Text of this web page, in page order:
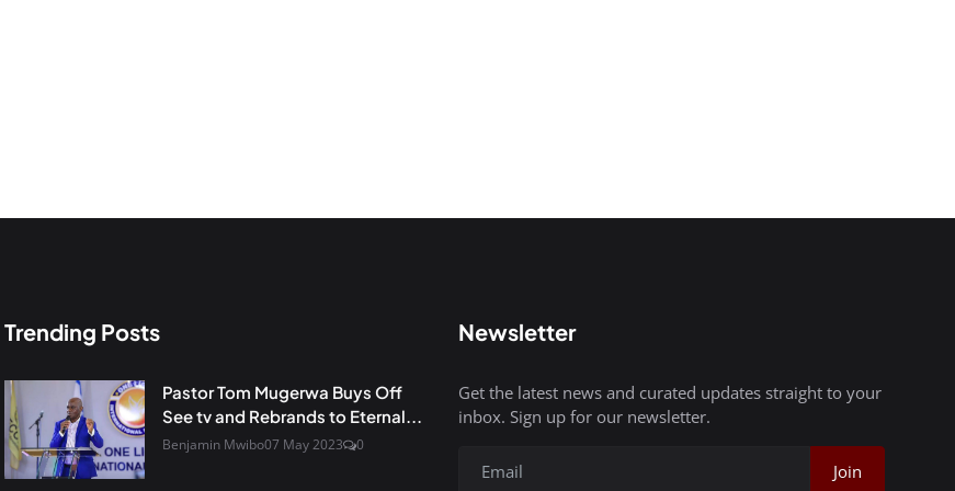
Trending Posts
Pastor Tom Mugerwa Buys Off
See tv and Rebrands to Eternal...
Benjamin Mwibo07 May 2023 0
Newsletter
Get the latest news and curated updates straight to your
inbox. Sign up for our newsletter.
Join